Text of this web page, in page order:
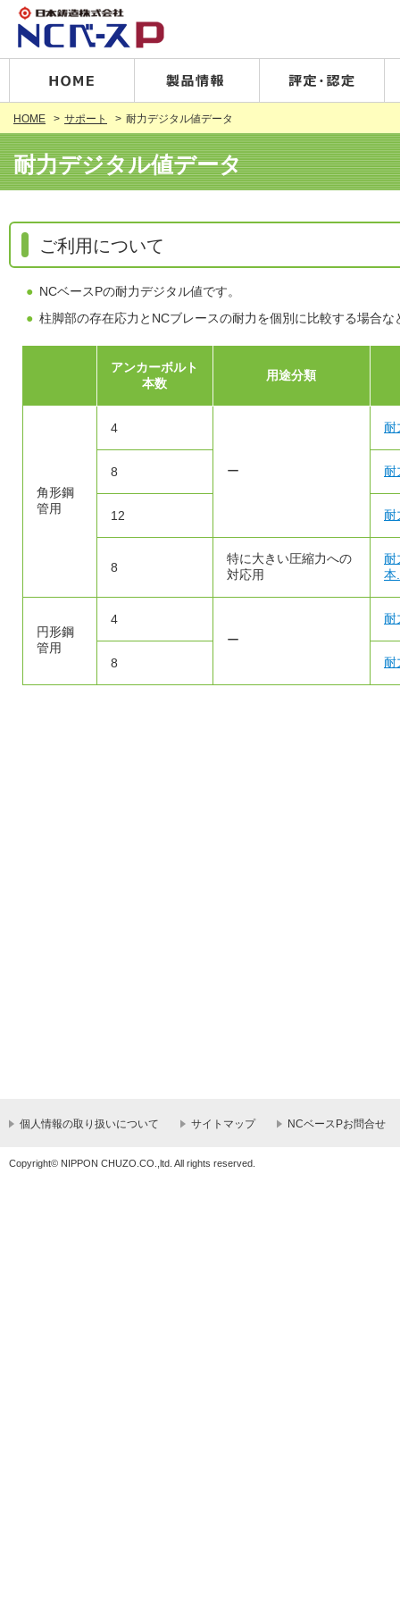
HOME サポート 耐力デジタル値データ
耐力デジタル値データ
ご利用について
NCベースPの耐力デジタル値です。
柱脚部の存在応力とNCブレースの耐力を個別に比較する場合な
アンカーボルト
本数
用途分類
角形鋼
管用
4
ー
耐
8 耐
12 耐
8
特に大きい圧縮力への
対応用
耐
本
円形鋼
管用
4
ー
耐
8 耐
個人情報の取り扱いについて サイトマップ NCベースPお問合せ
Copyright© NIPPON CHUZO.CO.,ltd. All rights reserved.